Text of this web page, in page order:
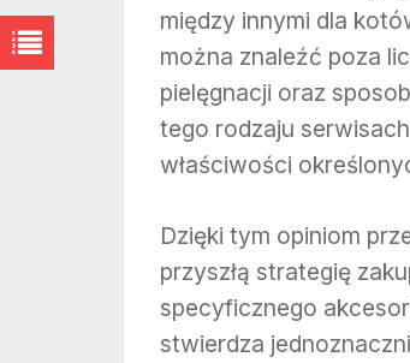
między innymi dla
można znaleźć poza
pielęgnacji oraz
tego rodzaju
właściwości
Dzięki tym opiniom
przyszłą strategię
specyficznego
stwierdza